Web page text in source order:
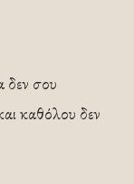
δεν σου
καθόλου δεν